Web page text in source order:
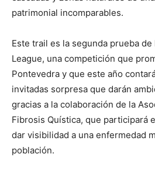
patrimonial incomparables.
Este trail es la segunda prueba
League, una competición que
Pontevedra y que este año
invitadas sorpresa que darán
gracias a la colaboración de la
Fibrosis Quística, que participará
dar visibilidad a una enfermedad
población.